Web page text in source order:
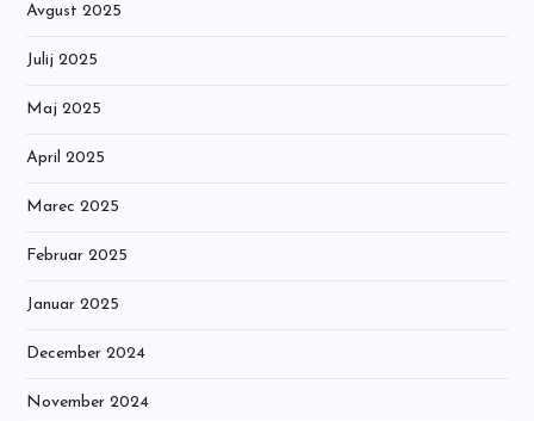
Avgust 2025
Julij 2025
Maj 2025
April 2025
Marec 2025
Februar 2025
Januar 2025
December 2024
November 2024